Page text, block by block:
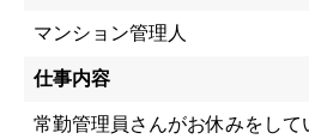
マンション管理人
仕事内容
常勤管理員さんがお休みをして